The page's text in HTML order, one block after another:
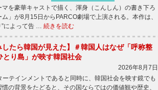
を豪華キャストで描く、渾身（こんしん）の書き下ろ
」が8月15日からPARCO劇場で上演される。本作は、
”によって告 … 続きを読む
したら韓国が見えた】＃韓国人はなぜ「呼称整
り島」が映す韓国社会
2026年8月7日
テインメントであると同時に、韓国社会を映す鏡でも
の背景をたどると、その国ならではの価値観や歴史、